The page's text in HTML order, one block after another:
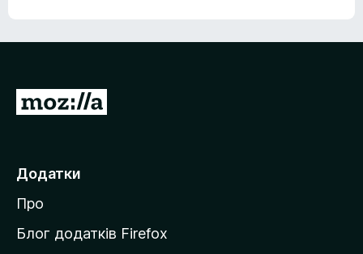
П
е
й
т
и
Додатки
Про
Блог додатків Firefox